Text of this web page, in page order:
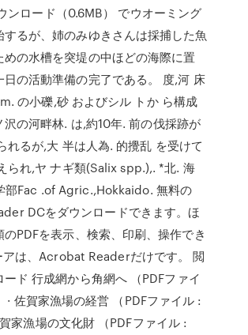
ンロード（0.6MB） でウオーミング
するが、姉のみゆきさんは採捕した魚
めの水槽を突堤の中ほどの海際に置
日の活動準備の完了である。 度,河 床
の小礫,砂 およびシル トか ら構成
沢の河畔林. は,約10年. 前の伐採跡が
れるが,大 半は人為. 的攪乱 を受けて
られ,ヤ ナギ類(Salix spp.),. *北. 海
部Fac .of Agric.,Hokkaido. 無料の
DCをダウンロードできます。ほ
のPDFを表示、検索、印刷、操作でき
アは、Acrobat Readerだけです。 閲
ド 行成網から角網へ （PDFファイ
· 佐賀家漁場の経営 （PDFファイル :
家漁場の文化財 （PDFファイル :